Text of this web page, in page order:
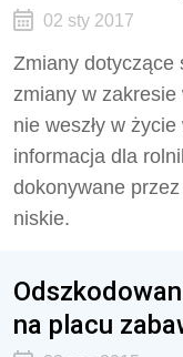
02 sty 2017
Zmiany dotyczące
zmiany w zakresie
nie weszły w
informacja dla
dokonywane
niskie.
na placu